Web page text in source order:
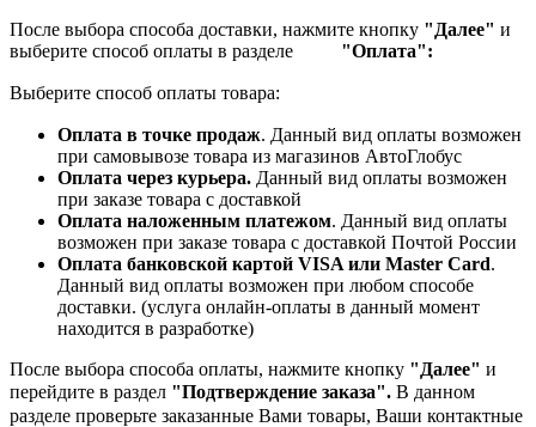
После выбора способа доставки, нажмите кнопку "Далее" и
выберите способ оплаты в разделе "Оплата":
Выберите способ оплаты товара:
Оплата в точке продаж. Данный вид оплаты возможен
при самовывозе товара из магазинов АвтоГлобус
Оплата через курьера. Данный вид оплаты возможен
при заказе товара с доставкой
Оплата наложенным платежом. Данный вид оплаты
возможен при заказе товара с доставкой Почтой России
Оплата банковской картой VISA или Master Card.
Данный вид оплаты возможен при любом способе
доставки. (услуга онлайн-оплаты в данный момент
находится в разработке)
После выбора способа оплаты, нажмите кнопку "Далее" и
перейдите в раздел "Подтверждение заказа". В данном
разделе проверьте заказанные Вами товары, Ваши контактные